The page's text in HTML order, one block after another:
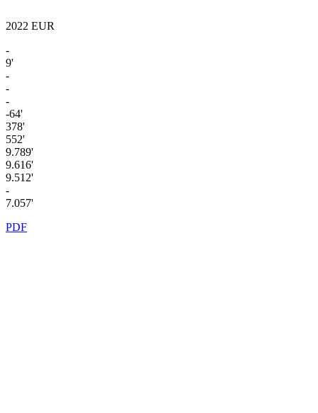
2022 EUR
-
9'
-
-
-
-64'
378'
552'
9.789'
9.616'
9.512'
-
7.057'
PDF